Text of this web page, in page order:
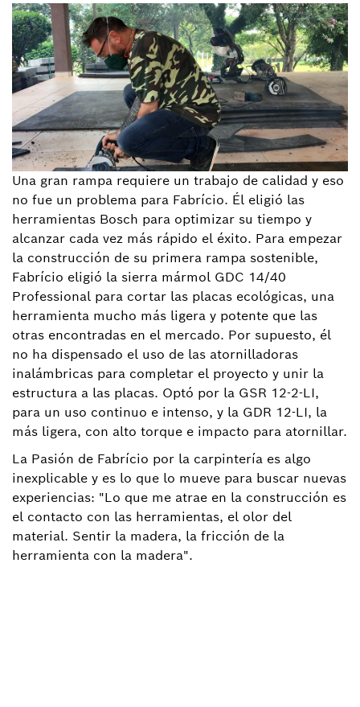
Una gran rampa requiere un trabajo de calidad y eso
no fue un problema para Fabrício. Él eligió las
herramientas Bosch para optimizar su tiempo y
alcanzar cada vez más rápido el éxito. Para empezar
la construcción de su primera rampa sostenible,
Fabrício eligió la sierra mármol GDC 14/40
Professional para cortar las placas ecológicas, una
herramienta mucho más ligera y potente que las
otras encontradas en el mercado. Por supuesto, él
no ha dispensado el uso de las atornilladoras
inalámbricas para completar el proyecto y unir la
estructura a las placas. Optó por la GSR 12-2-LI,
para un uso continuo e intenso, y la GDR 12-LI, la
más ligera, con alto torque e impacto para atornillar.
La Pasión de Fabrício por la carpintería es algo
inexplicable y es lo que lo mueve para buscar nuevas
experiencias: "Lo que me atrae en la construcción es
el contacto con las herramientas, el olor del
material. Sentir la madera, la fricción de la
herramienta con la madera".